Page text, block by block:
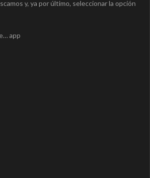
y, ya por último, seleccionar la opción
app